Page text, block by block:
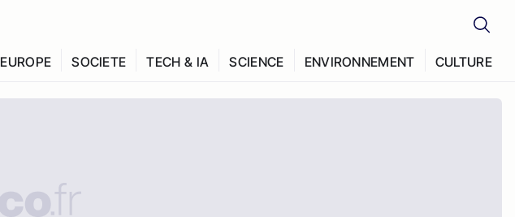
EUROPE SOCIETE TECH & IA SCIENCE ENVIRONNEMENT CULTURE